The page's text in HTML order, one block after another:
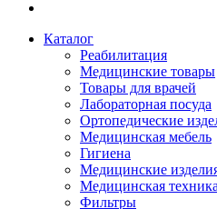
Каталог
Реабилитация
Медицинские товары
Товары для врачей
Лабораторная посуда
Ортопедические
Медицинская мебель
Гигиена
Медицинские
Медицинская техника
Фильтры